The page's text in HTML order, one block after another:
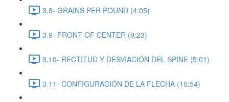
3.8- GRAINS PER POUND (4:05)
3.9- FRONT OF CENTER (9:23)
3.10- RECTITUD Y DESVIACIÓN DEL SPINE (5:01)
3.11- CONFIGURACIÓN DE LA FLECHA (10:54)